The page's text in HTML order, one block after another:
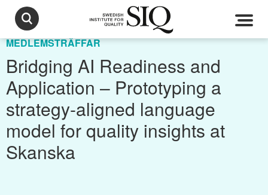
MEDLEMSTRÄFFAR
Bridging AI Readiness and
Application – Prototyping a
strategy-aligned language
model for quality insights at
Skanska